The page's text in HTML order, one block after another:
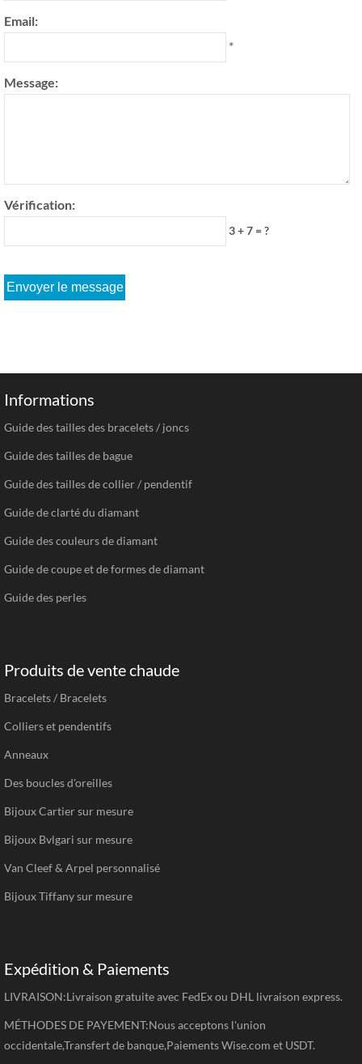
Email:
*
Message:
Vérification:
3 + 7 = ?
Informations
Guide des tailles des bracelets / joncs
Guide des tailles de bague
Guide des tailles de collier / pendentif
Guide de clarté du diamant
Guide des couleurs de diamant
Guide de coupe et de formes de diamant
Guide des perles
Produits de vente chaude
Bracelets / Bracelets
Colliers et pendentifs
Anneaux
Des boucles d'oreilles
Bijoux Cartier sur mesure
Bijoux Bvlgari sur mesure
Van Cleef & Arpel personnalisé
Bijoux Tiffany sur mesure
Expédition & Paiements
LIVRAISON:Livraison gratuite avec FedEx ou DHL livraison express.
MÉTHODES DE PAYEMENT:Nous acceptons l'union
occidentale,Transfert de banque,Paiements Wise.com et USDT.